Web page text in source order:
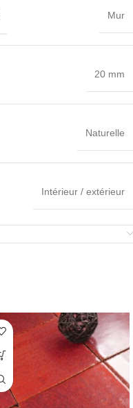
Mur
20 mm
Naturelle
Intérieur / extérieur